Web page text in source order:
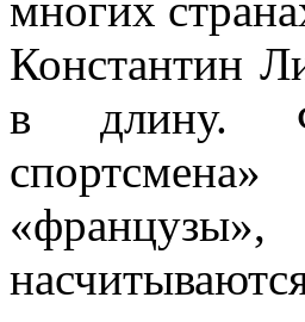
многих
Константин
в длину.